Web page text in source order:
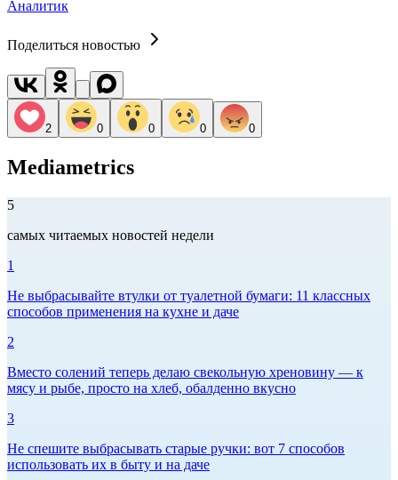
Аналитик
Поделиться новостью
2 0 0 0 0
Mediametrics
5
самых читаемых новостей недели
1
Не выбрасывайте втулки от туалетной бумаги: 11 классных
способов применения на кухне и даче
2
Вместо солений теперь делаю свекольную хреновину — к
мясу и рыбе, просто на хлеб, обалденно вкусно
3
Не спешите выбрасывать старые ручки: вот 7 способов
использовать их в быту и на даче